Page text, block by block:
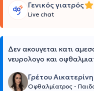
Γενικός γιατρός
Live chat
Δεν ακουγεται κατι
νευρολογο και
Γρέτου Αικατερίνη
Οφθαλμίατρος -